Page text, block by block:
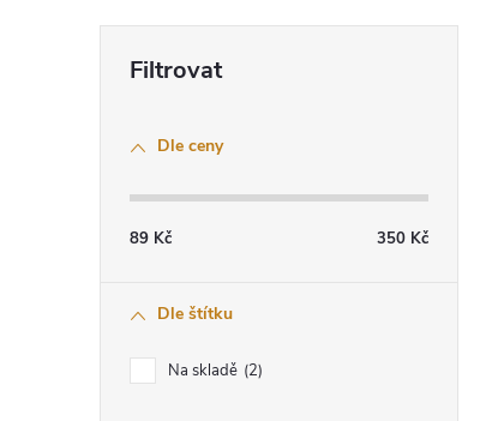
Dle ceny
89 Kč 350 Kč
Dle štítku
Na skladě 2